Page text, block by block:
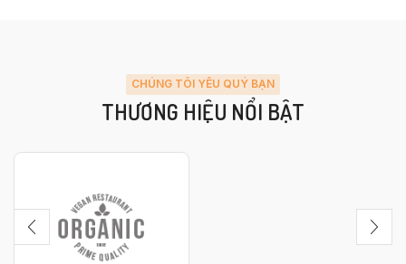
CHÚNG TÔI YÊU QUÝ BẠN
THƯƠNG HIỆU NỔI BẬT